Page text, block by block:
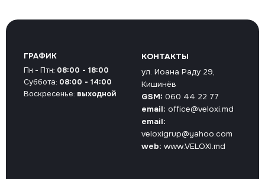
КОНТАКТЫ
ул. Иоана Раду 29,
Кишинёв
GSM: 060 44 22 77
email: office@veloxi.md
email:
veloxigrup@yahoo.com
web: www.VELOXI.md
ГРАФИК
Пн - Птн: 08:00 - 18:00
Суббота: 08:00 - 14:00
Воскресенье: выходной